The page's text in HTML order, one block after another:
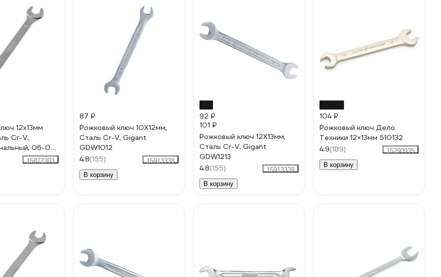
12x13мм
Cr-V,
06-05-
15872303
87 ₽
Рожковый ключ 10X12мм,
Сталь Cr-V, Gigant
GDW1012
4.8(155)
15913338
В корзину
92 ₽
101 ₽
Рожковый ключ 12X13мм,
Сталь Cr-V, Gigant
GDW1213
4.8(155)
15913339
В корзину
104 ₽
Рожковый ключ Дело
Техники 12×13мм 510132
4.9(189)
15290935
В корзину